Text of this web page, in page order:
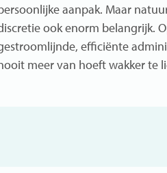
aanpak. Maar
ook enorm belangrijk.
efficiënte
meer van hoeft wakker te